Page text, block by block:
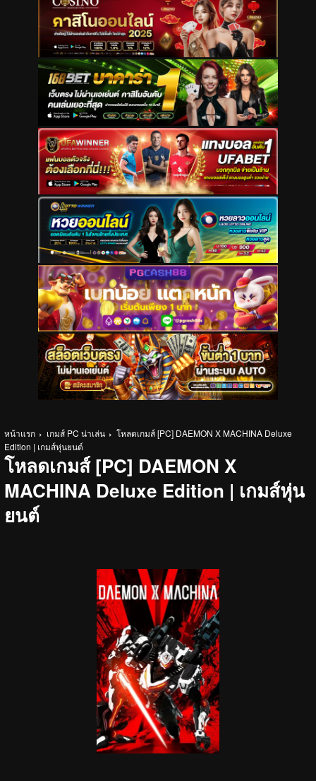
หน้าแรก เกมส์ PC น่าเล่น
โหลดเกมส์ [PC] DAEMON X MACHINA Deluxe
Edition | เกมส์หุ่นยนต์
โหลดเกมส์ [PC] DAEMON X
MACHINA Deluxe Edition | เกมส์หุ่น
ยนต์